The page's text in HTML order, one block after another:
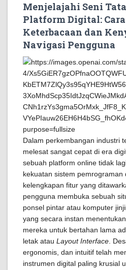
Menjelajahi Seni
Platform Digital:
Keterbacaan dan
Navigasi Pengguna
Dalam perkembangan industri
melesat sangat cepat di era
sebuah platform online tidak
kekuatan sistem pemrograman
kelengkapan fitur yang
pengguna membuka sebuah
ponsel pintar atau komputer
yang secara instan
mereka untuk bertahan lama
letak atau Layout Interface .
ergonomis, dan intuitif telah
instrumen digital paling krusial